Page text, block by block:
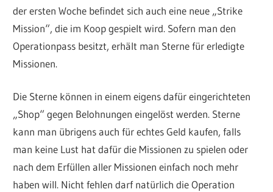
der ersten Woche befindet sich auch eine neue „Strike
Mission“, die im Koop gespielt wird. Sofern man den
Operationpass besitzt, erhält man Sterne für erledigte
Missionen.
Die Sterne können in einem eigens dafür eingerichteten
„Shop“ gegen Belohnungen eingelöst werden. Sterne
kann man übrigens auch für echtes Geld kaufen, falls
man keine Lust hat dafür die Missionen zu spielen oder
nach dem Erfüllen aller Missionen einfach noch mehr
haben will. Nicht fehlen darf natürlich die Operation